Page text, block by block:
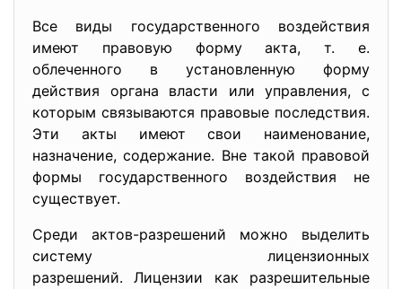
Все виды государственного воздействия
имеют правовую форму акта, т. е.
облеченного в установленную форму
действия органа власти или управления, с
которым связываются правовые последствия.
Эти акты имеют свои наименование,
назначение, содержание. Вне такой правовой
формы государственного воздействия не
существует.
Среди актов-разрешений можно выделить
систему лицензионных
разрешений. Лицензии как разрешительные